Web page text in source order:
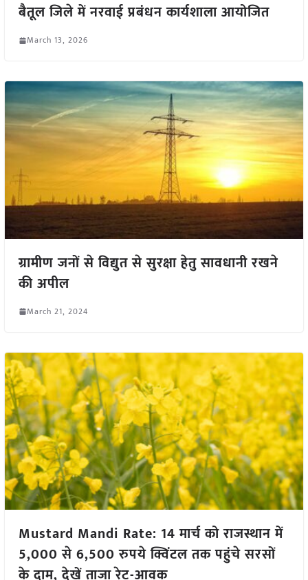
बैतूल जिले में नरवाई प्रबंधन कार्यशाला आयोजित
March 13, 2026
ग्रामीण जनों से विद्युत से सुरक्षा हेतु सावधानी रखने
की अपील
March 21, 2024
Mustard Mandi Rate: 14 मार्च को राजस्थान में
5,000 से 6,500 रुपये क्विंटल तक पहुंचे सरसों
के दाम, देखें ताजा रेट-आवक